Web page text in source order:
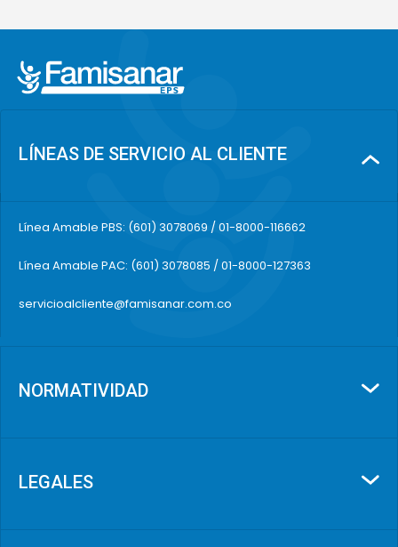
LÍNEAS DE SERVICIO AL CLIENTE
Línea Amable PBS: (601) 3078069 / 01-8000-116662
Línea Amable PAC: (601) 3078085 / 01-8000-127363
servicioalcliente@famisanar.com.co
NORMATIVIDAD
LEGALES